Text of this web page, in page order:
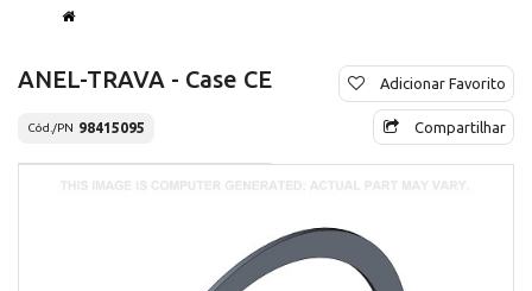
ANEL-TRAVA - Case CE
Cód./PN 98415095
Adicionar Favorito
Compartilhar